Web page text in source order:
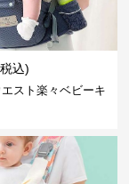
込)
スト楽々ベビーキ